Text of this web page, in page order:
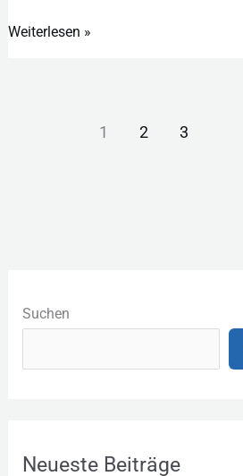
Weiterlesen »
1 2 3
Suchen
Neueste Beiträge
a
e
r